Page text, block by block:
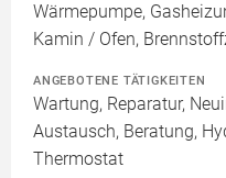
Wärmepumpe,
Kamin / Ofen,
ANGEBOTENE TÄTIGKEITEN
Wartung, Reparatur,
Austausch, Beratung,
Thermostat